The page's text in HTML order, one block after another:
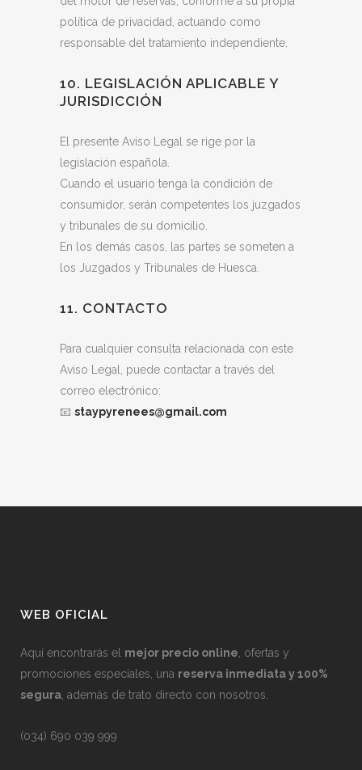
política de privacidad, actuando como
responsable del tratamiento independiente.
10. LEGISLACIÓN APLICABLE Y
JURISDICCIÓN
El presente Aviso Legal se rige por la
legislación española.
Cuando el usuario tenga la condición de
consumidor, serán competentes los juzgados
y tribunales de su domicilio.
En los demás casos, las partes se someten a
los Juzgados y Tribunales de Huesca.
11. CONTACTO
Para cualquier consulta relacionada con este
Aviso Legal, puede contactar a través del
correo electrónico:
📧 staypyrenees@gmail.com
WEB OFICIAL
Aquí encontrarás el mejor precio online , ofertas y
promociones especiales, una reserva inmediata y 100%
segura , además de trato directo con nosotros.
(034) 690 039 999